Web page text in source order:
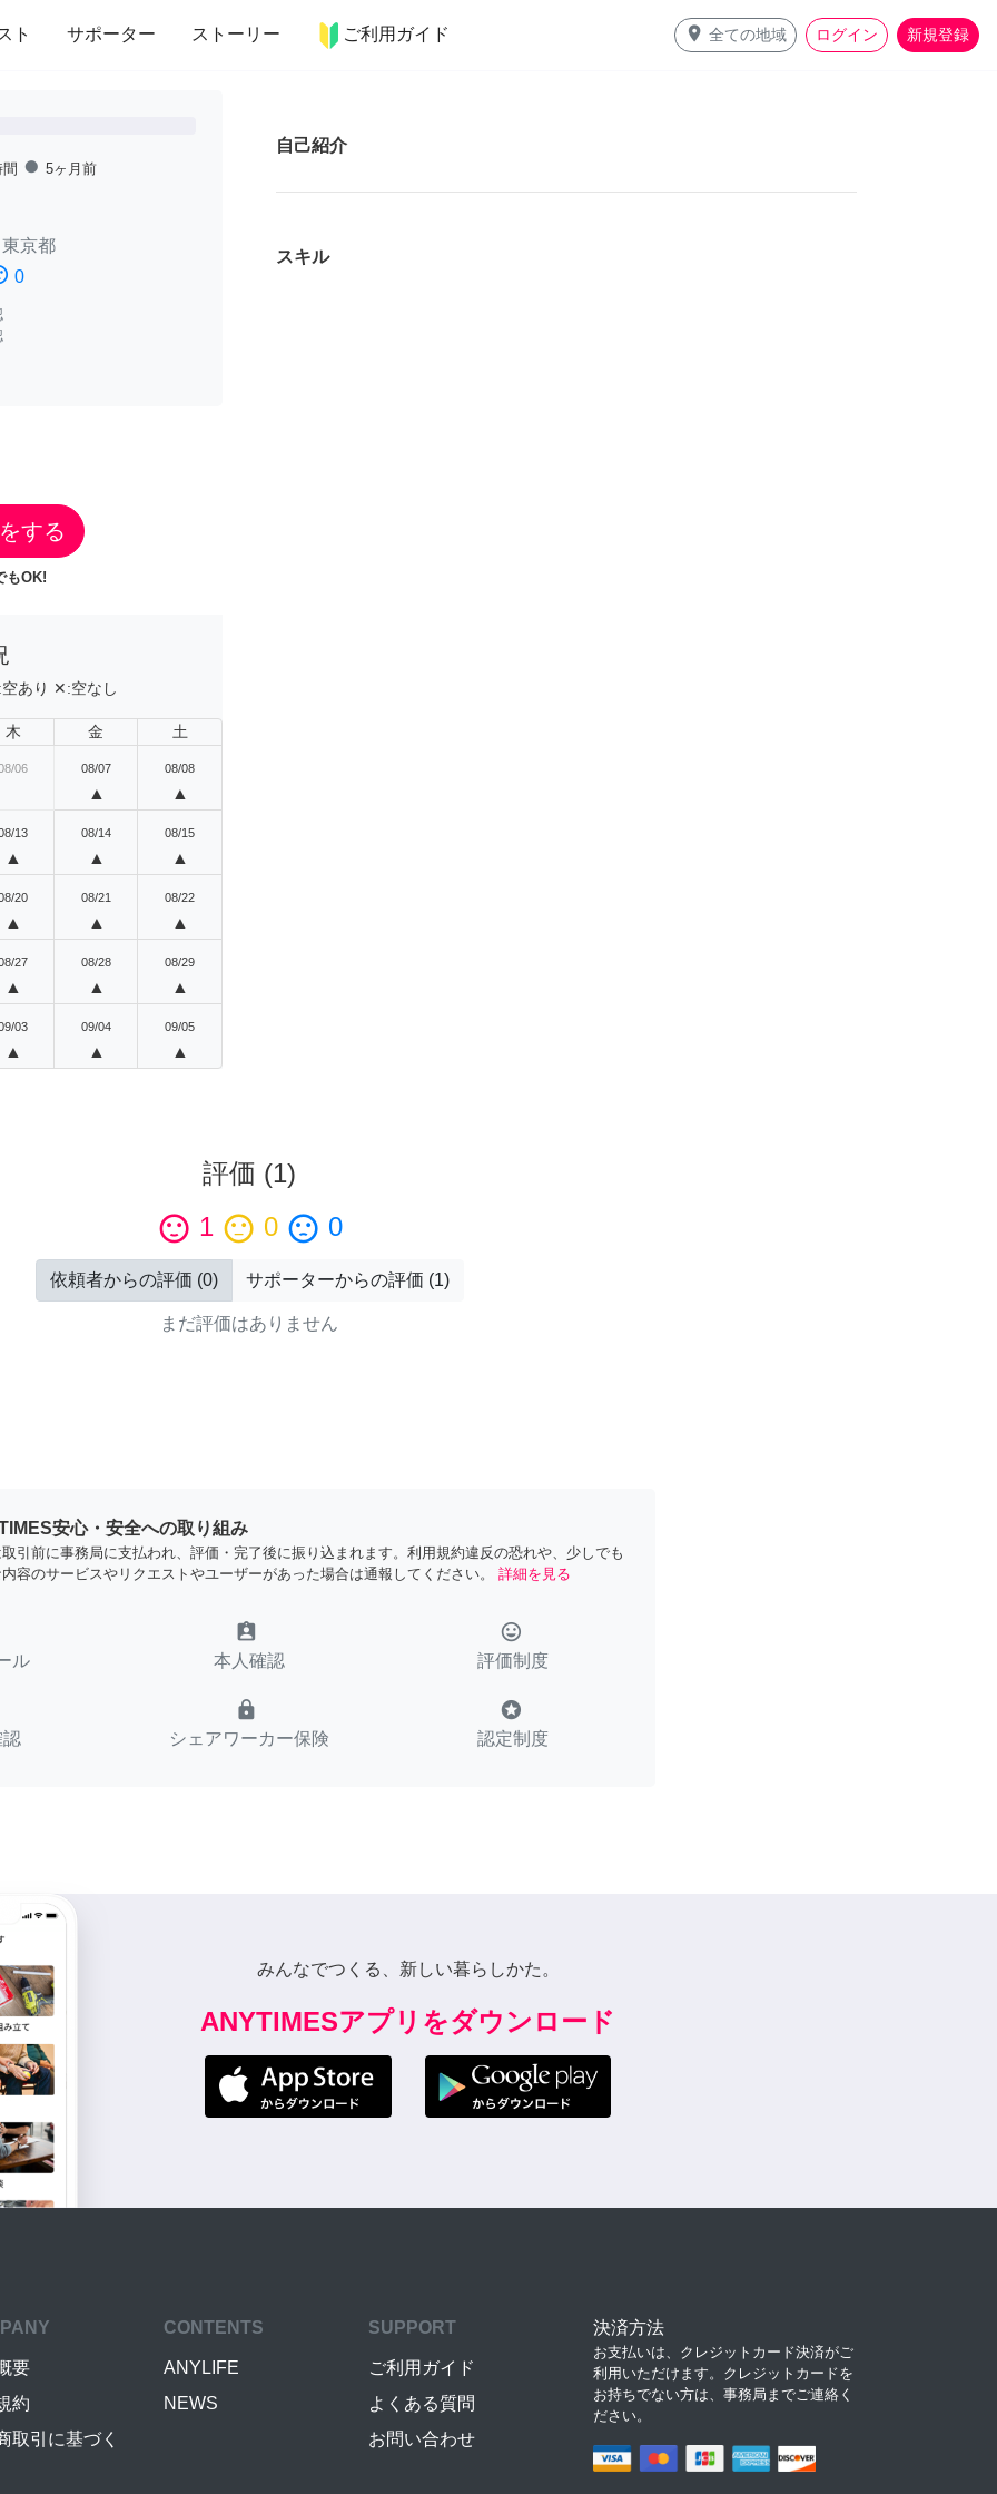
ト サポーター ストーリー ご利用ガイド place 全ての地域 ログイン 新規登録
インテリア 趣味・習い事 ペット 料理
fiber_manual_record 5ヶ月前
東京都
0
する
もOK!
空あり ✕:空なし
木 金 土
06 08/07
▲
08/08
▲
13
▲
08/14
▲
08/15
▲
20
▲
08/21
▲
08/22
▲
27
▲
08/28
▲
08/29
▲
03
▲
09/04
▲
09/05
▲
自己紹介
スキル
評価 (1)
sentiment_satisfied 1 sentiment_neutral 0 sentiment_dissatisfied 0
依頼者からの評価 (0) サポーターからの評価 (1)
まだ評価はありません
安心・安全への取り組み
引前に事務局に支払われ、評価・完了後に振り込まれます。利用規約違反の恐れや、少しでも
容のサービスやリクエストやユーザーがあった場合は通報してください。
詳細を見る
ル
assignment_ind
本人確認
tag_faces
評価制度
lock
シェアワーカー保険
stars
認定制度
みんなでつくる、新しい暮らしかた。
ANYTIMESアプリをダウンロード
要
約
取引に基づく
CONTENTS
ANYLIFE
NEWS
SUPPORT
ご利用ガイド
よくある質問
お問い合わせ
決済方法
お支払いは、クレジットカード決済がご
利用いただけます。クレジットカードを
お持ちでない方は、事務局までご連絡く
ださい。